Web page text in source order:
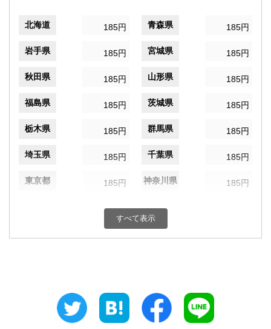
北海道 185円 青森県 185円
岩手県 185円 宮城県 185円
秋田県 185円 山形県 185円
福島県 185円 茨城県 185円
栃木県 185円 群馬県 185円
埼玉県 185円 千葉県 185円
東京都 185円 神奈川県 185円
185円 富山県
185円 三重県
すべて表示